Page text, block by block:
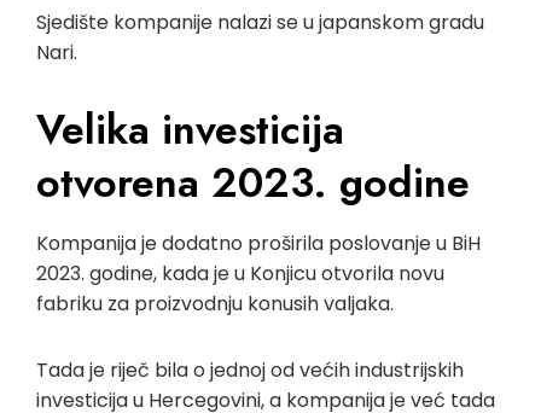
Sjedište kompanije nalazi se u japanskom gradu
Nari.
Velika investicija
otvorena 2023. godine
Kompanija je dodatno proširila poslovanje u BiH
2023. godine, kada je u Konjicu otvorila novu
fabriku za proizvodnju konusih valjaka.
Tada je riječ bila o jednoj od većih industrijskih
investicija u Hercegovini, a kompanija je već tada